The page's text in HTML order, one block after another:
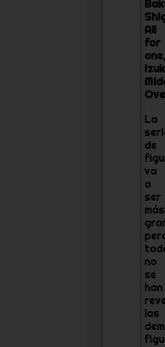
All
for
one,
La
de
va
a
ser
más
no
se
han
las